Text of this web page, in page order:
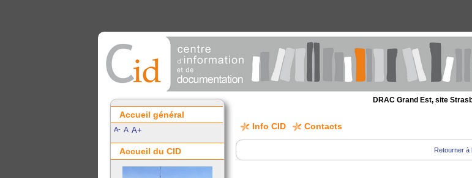
DRAC Grand Est, site
Info CID Contacts
Retourner à
Accueil général
A- A A+
Accueil du CID